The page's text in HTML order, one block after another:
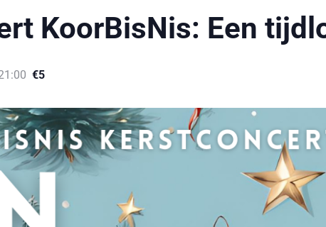
KoorBisNis: Een
€5